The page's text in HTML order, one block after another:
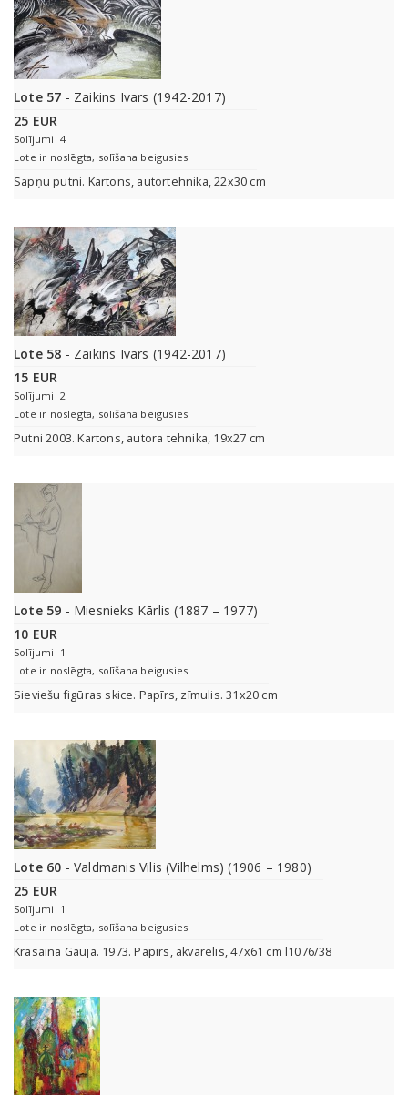
Lote 57 - Zaikins Ivars (1942-2017)
25 EUR
Solījumi: 4
Lote ir noslēgta, solīšana beigusies
Sapņu putni. Kartons, autortehnika, 22x30 cm
Lote 58 - Zaikins Ivars (1942-2017)
15 EUR
Solījumi: 2
Lote ir noslēgta, solīšana beigusies
Putni 2003. Kartons, autora tehnika, 19x27 cm
Lote 59 - Miesnieks Kārlis (1887 – 1977)
10 EUR
Solījumi: 1
Lote ir noslēgta, solīšana beigusies
Sieviešu figūras skice. Papīrs, zīmulis. 31x20 cm
Lote 60 - Valdmanis Vilis (Vilhelms) (1906 – 1980)
25 EUR
Solījumi: 1
Lote ir noslēgta, solīšana beigusies
Krāsaina Gauja. 1973. Papīrs, akvarelis, 47x61 cm l1076/38